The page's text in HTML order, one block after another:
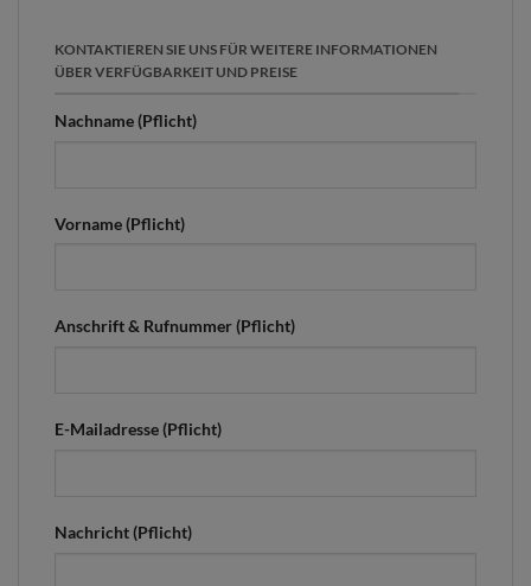
KONTAKTIEREN SIE UNS FÜR WEITERE INFORMATIONEN
ÜBER VERFÜGBARKEIT UND PREISE
Nachname (Pflicht)
Vorname (Pflicht)
Anschrift & Rufnummer (Pflicht)
E-Mailadresse (Pflicht)
Nachricht (Pflicht)